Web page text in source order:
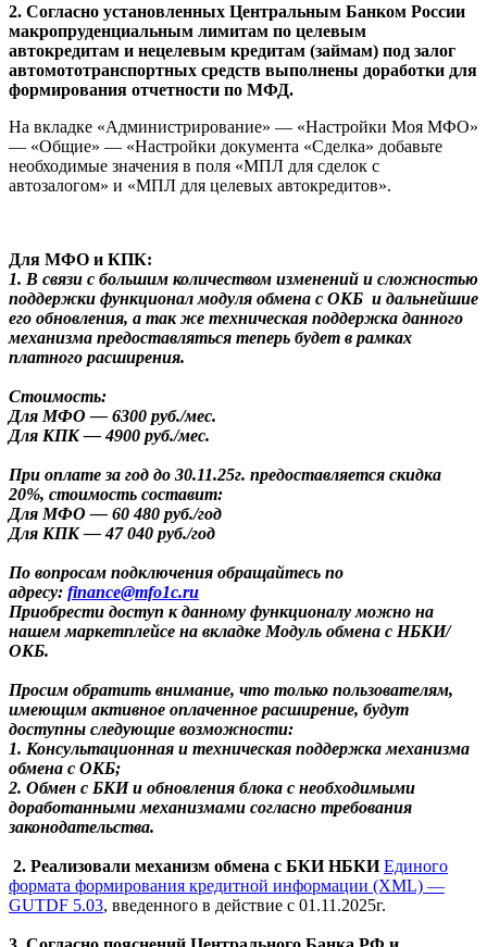
2. Согласно установленных Центральным Банком России
макропруденциальным лимитам по целевым
автокредитам и нецелевым кредитам (займам) под залог
автомототранспортных средств выполнены доработки для
формирования отчетности по МФД.
На вкладке «Администрирование» — «Настройки Моя МФО»
— «Общие» — «Настройки документа «Сделка» добавьте
необходимые значения в поля «МПЛ для сделок с
автозалогом» и «МПЛ для целевых автокредитов».
Для МФО и КПК:
1. В связи с большим количеством изменений и сложностью
поддержки функционал модуля обмена с ОКБ и дальнейшие
его обновления, а так же техническая поддержка данного
механизма предоставляться теперь будет в рамках
платного расширения.
Стоимость:
Для МФО — 6300 руб./мес.
Для КПК — 4900 руб./мес.
При оплате за год до 30.11.25г. предоставляется скидка
20%, стоимость составит:
Для МФО — 60 480 руб./год
Для КПК — 47 040 руб./год
По вопросам подключения обращайтесь по
адресу: finance@mfo1c.ru
Приобрести доступ к данному функционалу можно на
нашем маркетплейсе на вкладке Модуль обмена с НБКИ/
ОКБ.
Просим обратить внимание, что только пользователям,
имеющим активное оплаченное расширение, будут
доступны следующие возможности:
1. Консультационная и техническая поддержка механизма
обмена с ОКБ;
2. Обмен с БКИ и обновления блока с необходимыми
доработанными механизмами согласно требования
законодательства.
2. Реализовали механизм обмена с БКИ НБКИЕдиного
формата формирования кредитной информации (XML) —
GUTDF 5.03, введенного в действие с 01.11.2025г.